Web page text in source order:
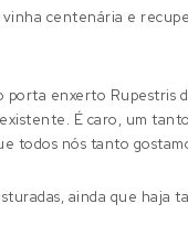
centenária e
enxerto Rupestris
É caro, um
todos nós tanto
ainda que